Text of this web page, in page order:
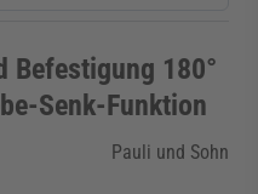
Befestigung 180°
Senk-Funktion
Pauli und Sohn